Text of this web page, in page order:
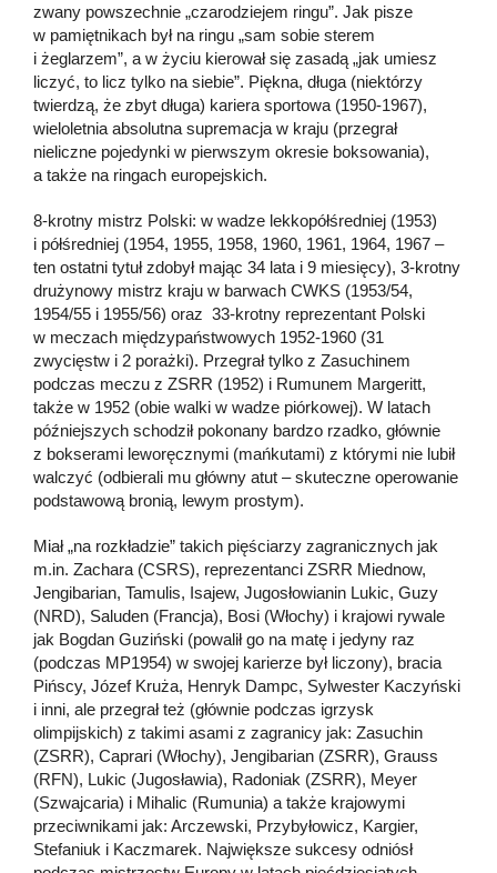
zwany powszechnie „czarodziejem ringu”. Jak pisze
w pamiętnikach był na ringu „sam sobie sterem
i żeglarzem”, a w życiu kierował się zasadą „jak umiesz
liczyć, to licz tylko na siebie”. Piękna, długa (niektórzy
twierdzą, że zbyt długa) kariera sportowa (1950-1967),
wieloletnia absolutna supremacja w kraju (przegrał
nieliczne pojedynki w pierwszym okresie boksowania),
a także na ringach europejskich.
8-krotny mistrz Polski: w wadze lekkopółśredniej (1953)
i półśredniej (1954, 1955, 1958, 1960, 1961, 1964, 1967 –
ten ostatni tytuł zdobył mając 34 lata i 9 miesięcy), 3-krotny
drużynowy mistrz kraju w barwach CWKS (1953/54,
1954/55 i 1955/56) oraz 33-krotny reprezentant Polski
w meczach międzypaństwowych 1952-1960 (31
zwycięstw i 2 porażki). Przegrał tylko z Zasuchinem
podczas meczu z ZSRR (1952) i Rumunem Margeritt,
także w 1952 (obie walki w wadze piórkowej). W latach
późniejszych schodził pokonany bardzo rzadko, głównie
z bokserami leworęcznymi (mańkutami) z którymi nie lubił
walczyć (odbierali mu główny atut – skuteczne operowanie
podstawową bronią, lewym prostym).
Miał „na rozkładzie” takich pięściarzy zagranicznych jak
m.in. Zachara (CSRS), reprezentanci ZSRR Miednow,
Jengibarian, Tamulis, Isajew, Jugosłowianin Lukic, Guzy
(NRD), Saluden (Francja), Bosi (Włochy) i krajowi rywale
jak Bogdan Guziński (powalił go na matę i jedyny raz
(podczas MP1954) w swojej karierze był liczony), bracia
Pińscy, Józef Kruża, Henryk Dampc, Sylwester Kaczyński
i inni, ale przegrał też (głównie podczas igrzysk
olimpijskich) z takimi asami z zagranicy jak: Zasuchin
(ZSRR), Caprari (Włochy), Jengibarian (ZSRR), Grauss
(RFN), Lukic (Jugosławia), Radoniak (ZSRR), Meyer
(Szwajcaria) i Mihalic (Rumunia) a także krajowymi
przeciwnikami jak: Arczewski, Przybyłowicz, Kargier,
Stefaniuk i Kaczmarek. Największe sukcesy odniósł